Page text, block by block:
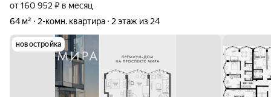
от 160 952 ₽ в месяц
64 м²
2-комн. квартира 2 этаж из 24
новостройка